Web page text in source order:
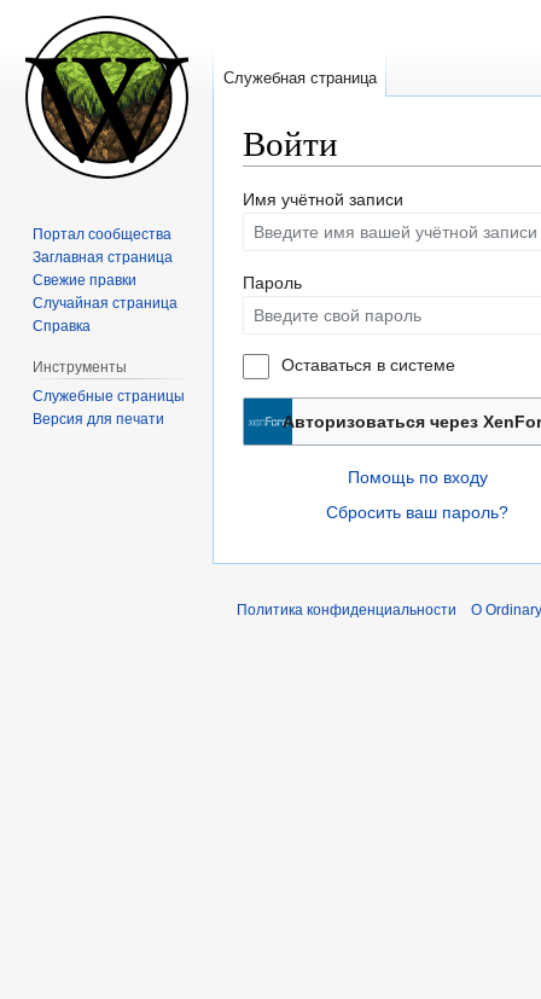
Войти
Перейти
Перейти
Имя учётной записи
Пароль
Оставаться в системе
Авторизоваться через
Помощь по входу
Сбросить ваш пароль?
Служебная страница
Портал сообщества
Заглавная страница
Свежие правки
Случайная страница
Справка
Инструменты
Служебные страницы
Версия для печати
Политика конфиденциальности О